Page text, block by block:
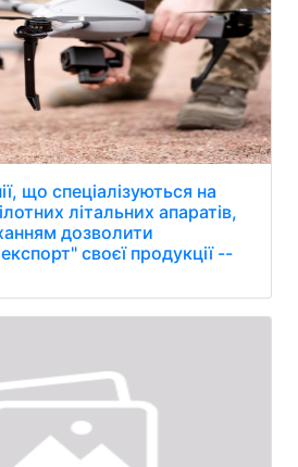
що спеціалізуються на
літальних апаратів,
дозволити
своєї продукції --